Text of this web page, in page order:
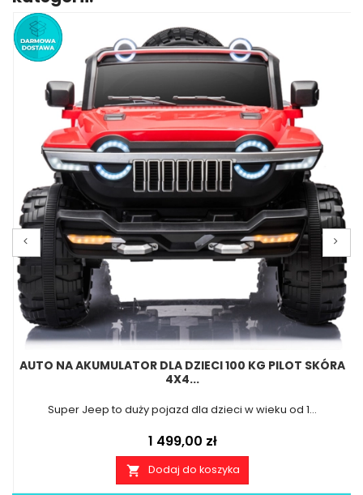
AUTO NA AKUMULATOR DLA DZIECI 100 KG PILOT SKÓRA
4X4...
Super Jeep to duży pojazd dla dzieci w wieku od 1...
Cena
1 499,00 zł
 Dodaj do koszyka